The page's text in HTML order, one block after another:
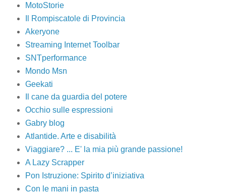
MotoStorie
Il Rompiscatole di Provincia
Akeryone
Streaming Internet Toolbar
SNTperformance
Mondo Msn
Geekati
Il cane da guardia del potere
Occhio sulle espressioni
Gabry blog
Atlantide. Arte e disabilità
Viaggiare? ... E' la mia più grande passione!
A Lazy Scrapper
Pon Istruzione: Spirito d’iniziativa
Con le mani in pasta